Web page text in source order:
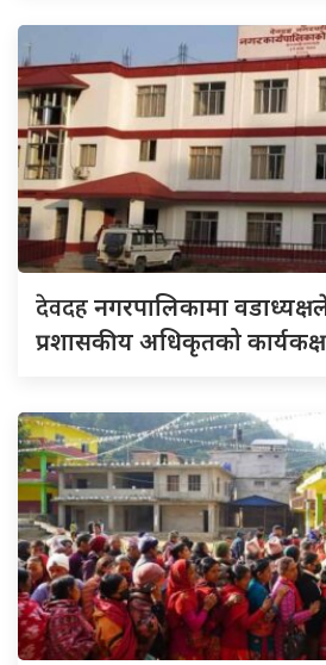
देवदहनगरपालिकामा
प्रशासकीय अधिकृतको